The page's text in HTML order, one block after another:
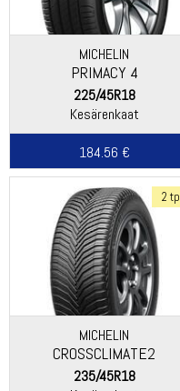
MICHELIN
PRIMACY 4
225/45R18
Kesärenkaat
184.56 €
2 tp
MICHELIN
CROSSCLIMATE2
235/45R18